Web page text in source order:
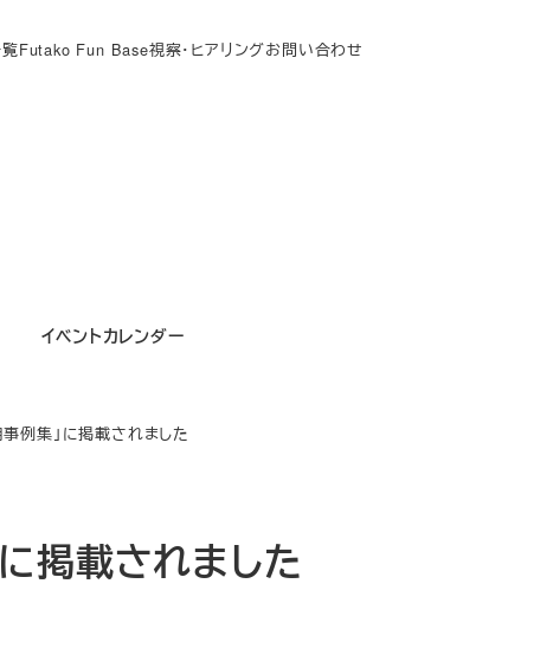
Futako Fun Base視察・ヒアリングお問い合わせ
イベントカレンダー
例集」に掲載されました
掲載されました